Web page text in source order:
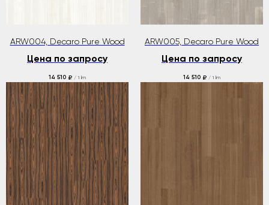
ARW004, Decaro Pure Wood
Цена по запросу
14 510 ₽ / 1 lm
ARW005, Decaro Pure Wood
Цена по запросу
14 510 ₽ / 1 lm